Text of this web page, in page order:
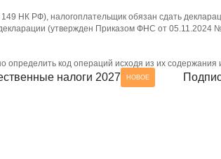
налоги 2027 НОВОЕ
НК РФ), налогоплательщик обязан сдать
(утвержден Приказом ФНС от 05.11.2024
код операций исходя из их содержания